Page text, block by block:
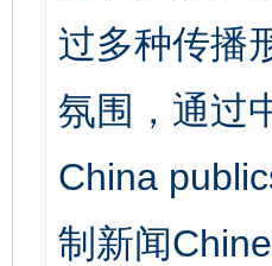
过多种传播
氛围，通过
China
制新闻